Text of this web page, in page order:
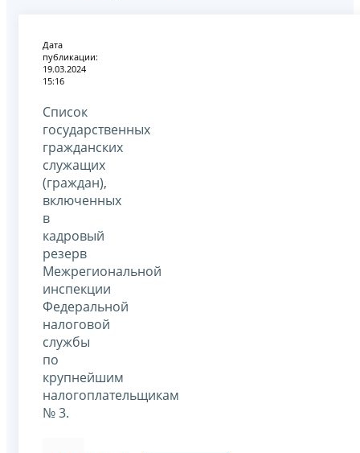
Дата
публикации:
19.03.2024
15:16
Список
государственных
гражданских
служащих
(граждан),
включенных
в
кадровый
резерв
Межрегиональной
инспекции
Федеральной
налоговой
службы
по
крупнейшим
налогоплательщикам
№ 3.